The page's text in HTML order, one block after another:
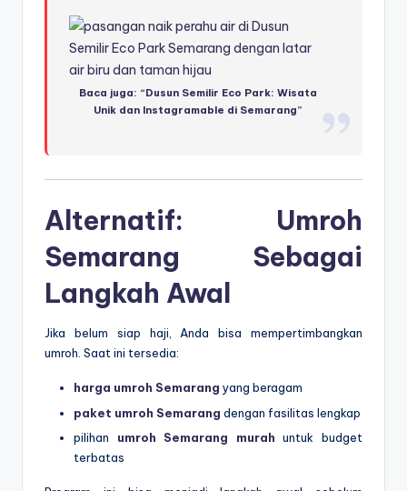
Baca juga: “Dusun Semilir Eco Park: Wisata
Unik dan Instagramable di Semarang”
Alternatif: Umroh
Semarang Sebagai
Langkah Awal
Jika belum siap haji, Anda bisa mempertimbangkan
umroh. Saat ini tersedia:
harga umroh Semarang yang beragam
paket umroh Semarang dengan fasilitas lengkap
pilihan umroh Semarang murah untuk budget
terbatas